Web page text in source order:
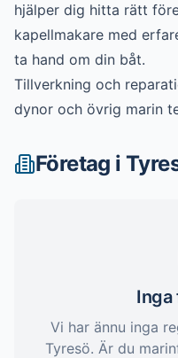
hjälper dig hitta rätt
kapellmakare med
ta hand om din båt.
Tillverkning och
dynor och övrig marin
Företag i
Inga
Vi har ännu inga
Tyresö. Är du